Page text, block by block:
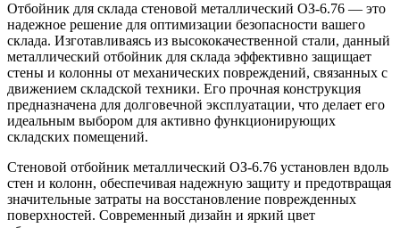
Отбойник для склада стеновой металлический ОЗ-6.76 — это
надежное решение для оптимизации безопасности вашего
склада. Изготавливаясь из высококачественной стали, данный
металлический отбойник для склада эффективно защищает
стены и колонны от механических повреждений, связанных с
движением складской техники. Его прочная конструкция
предназначена для долговечной эксплуатации, что делает его
идеальным выбором для активно функционирующих
складских помещений.
Стеновой отбойник металлический ОЗ-6.76 установлен вдоль
стен и колонн, обеспечивая надежную защиту и предотвращая
значительные затраты на восстановление поврежденных
поверхностей. Современный дизайн и яркий цвет